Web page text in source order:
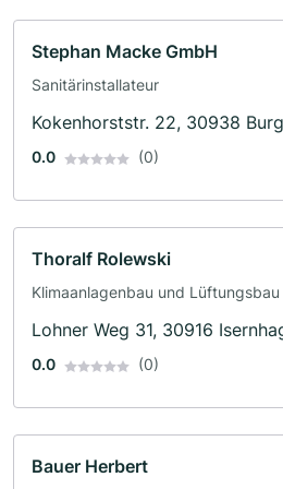
Stephan Macke GmbH
Sanitärinstallateur
Kokenhorststr. 22, 30938
0.0 (0)
Thoralf Rolewski
Klimaanlagenbau und Lüftungsbau
Lohner Weg 31, 30916
0.0 (0)
Bauer Herbert